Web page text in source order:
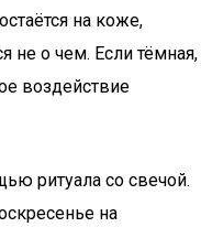
на коже,
не о чем. Если тёмная,
воздействие
ритуала со свечой.
на